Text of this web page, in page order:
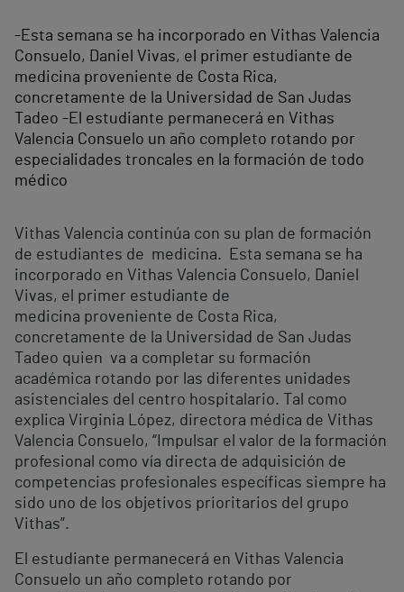
-Esta semana se ha incorporado en Vithas Valencia
Consuelo, Daniel Vivas, el primer estudiante de
medicina proveniente de Costa Rica,
concretamente de la Universidad de San Judas
Tadeo -El estudiante permanecerá en Vithas
Valencia Consuelo un año completo rotando por
especialidades troncales en la formación de todo
médico
Vithas Valencia continúa con su plan de formación
de estudiantes de medicina. Esta semana se ha
incorporado en Vithas Valencia Consuelo, Daniel
Vivas, el primer estudiante de
medicina proveniente de Costa Rica,
concretamente de la Universidad de San Judas
Tadeo quien va a completar su formación
académica rotando por las diferentes unidades
asistenciales del centro hospitalario. Tal como
explica Virginia López, directora médica de Vithas
Valencia Consuelo, “Impulsar el valor de la formación
profesional como vía directa de adquisición de
competencias profesionales específicas siempre ha
sido uno de los objetivos prioritarios del grupo
Vithas”.
El estudiante permanecerá en Vithas Valencia
Consuelo un año completo rotando por